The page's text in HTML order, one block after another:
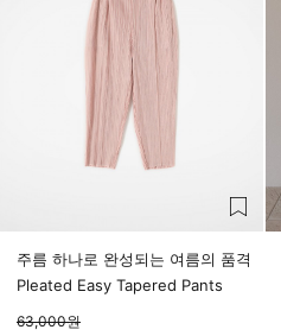
주름 하나로 완성되는 여름의 품격
Pleated Easy Tapered Pants
63,000원